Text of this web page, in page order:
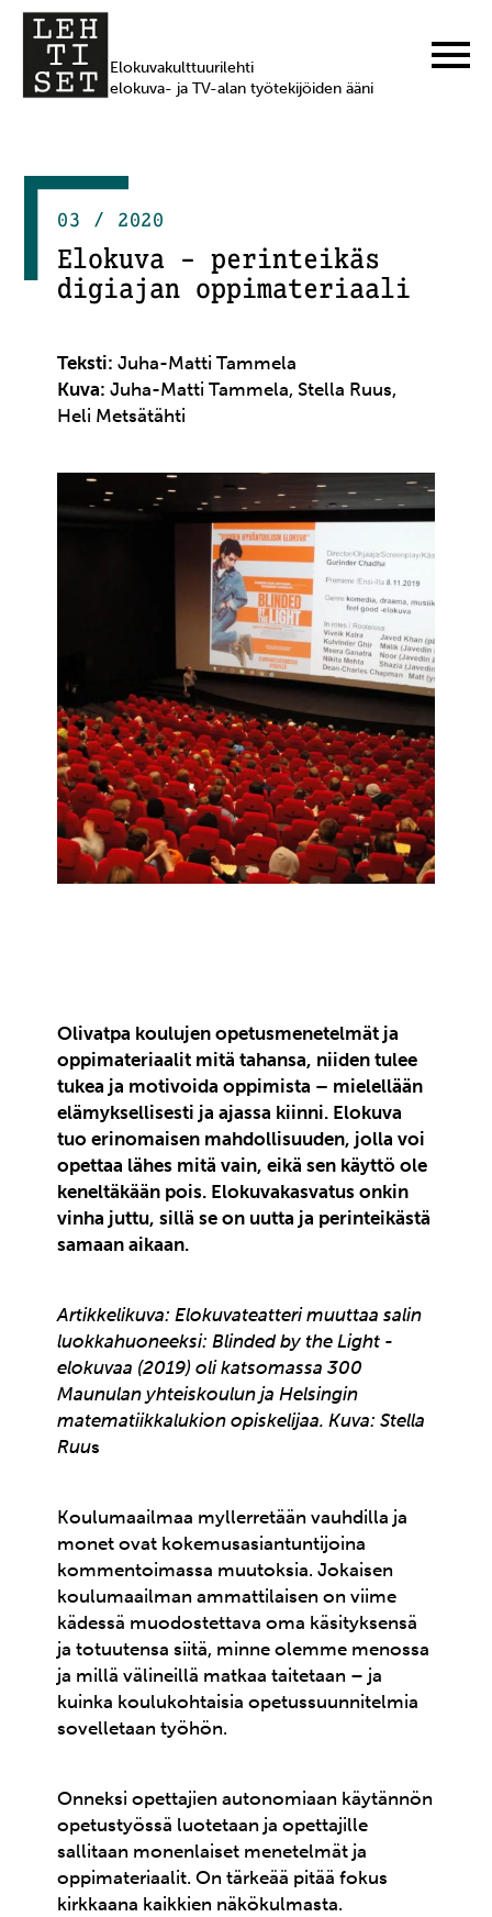
Elokuvakulttuurilehti
elokuva- ja TV-alan työtekijöiden ääni
03 / 2020
Elokuva – perinteikäs
digiajan oppimateriaali
Teksti:Juha-Matti Tammela
Kuva:Juha-Matti Tammela, Stella Ruus,
Heli Metsätähti
Olivatpa koulujen opetusmenetelmät ja
oppimateriaalit mitä tahansa, niiden tulee
tukea ja motivoida oppimista – mielellään
elämyksellisesti ja ajassa kiinni. Elokuva
tuo erinomaisen mahdollisuuden, jolla voi
opettaa lähes mitä vain, eikä sen käyttö ole
keneltäkään pois. Elokuvakasvatus onkin
vinha juttu, sillä se on uutta ja perinteikästä
samaan aikaan.
Artikkelikuva: Elokuvateatteri muuttaa salin
luokkahuoneeksi: Blinded by the Light -
elokuvaa (2019) oli katsomassa 300
Maunulan yhteiskoulun ja Helsingin
matematiikkalukion opiskelijaa. Kuva: Stella
Ruus
Koulumaailmaa myllerretään vauhdilla ja
monet ovat kokemusasiantuntijoina
kommentoimassa muutoksia. Jokaisen
koulumaailman ammattilaisen on viime
kädessä muodostettava oma käsityksensä
ja totuutensa siitä, minne olemme menossa
ja millä välineillä matkaa taitetaan – ja
kuinka koulukohtaisia opetussuunnitelmia
sovelletaan työhön.
Onneksi opettajien autonomiaan käytännön
opetustyössä luotetaan ja opettajille
sallitaan monenlaiset menetelmät ja
oppimateriaalit. On tärkeää pitää fokus
kirkkaana kaikkien näkökulmasta.